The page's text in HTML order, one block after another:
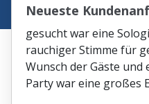
Neueste
gesucht war eine
rauchiger Stimme für
Wunsch der Gäste
Party war eine großes